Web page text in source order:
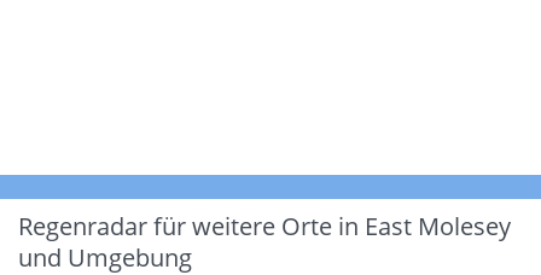
Regenradar für weitere Orte in East Molesey
und Umgebung